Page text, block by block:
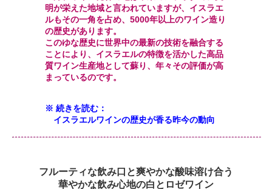
明が栄えた地域と言われていますが、イスラエ
ルもその一角を占め、5000年以上のワイン造り
の歴史があります。
このゆな歴史に世界中の最新の技術を融合する
ことにより、イスラエルの特徴を活かした高品
質ワイン生産地として蘇り、年々その評価が高
まっているのです。
※ 続きを読む：
イスラエルワインの歴史が香る昨今の動向
フルーティな飲み口と爽やかな酸味溶け合う
華やかな飲み心地の白とロゼワイン